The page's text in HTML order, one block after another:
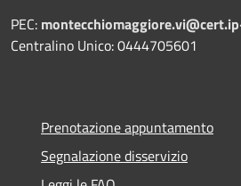
PEC:
Centralino Unico: 0444705601
Prenotazione appuntamento
Segnalazione disservizio